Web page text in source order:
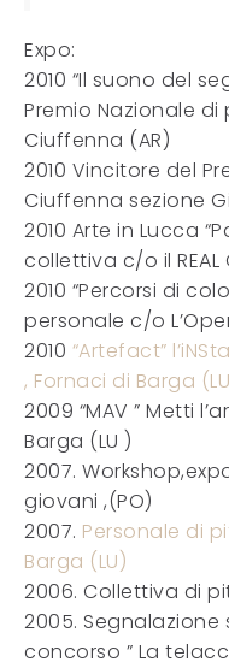
Expo:
2010 “Il suono del
Premio Nazionale
Ciuffenna (AR)
2010 Vincitore del
Ciuffenna sezione
2010 Arte in Lucca
collettiva c/o il REAL
2010 “Percorsi di
personale c/o
2010 “Artefact”
, Fornaci di Barga
2009 “MAV ” Metti
Barga (LU )
2007.
giovani ,(PO)
2007. Personale di
Barga (LU)
2006. Collettiva di
2005.
concorso ” La